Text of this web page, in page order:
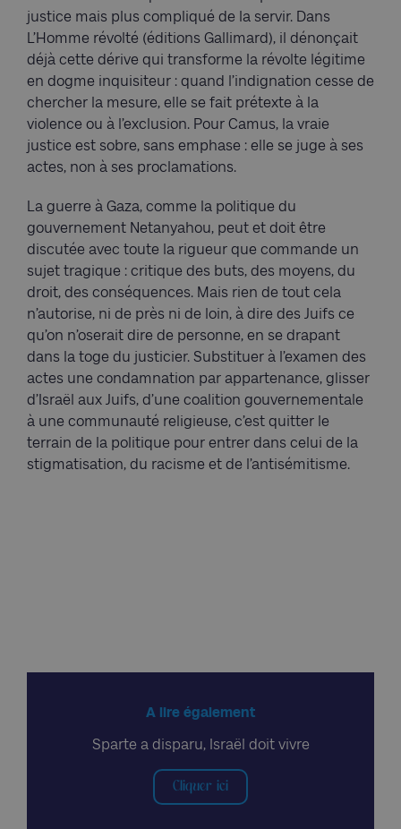
justice mais plus compliqué de la servir. Dans
L’Homme révolté (éditions Gallimard), il dénonçait
déjà cette dérive qui transforme la révolte légitime
en dogme inquisiteur : quand l’indignation cesse de
chercher la mesure, elle se fait prétexte à la
violence ou à l’exclusion. Pour Camus, la vraie
justice est sobre, sans emphase : elle se juge à ses
actes, non à ses proclamations.
La guerre à Gaza, comme la politique du
gouvernement Netanyahou, peut et doit être
discutée avec toute la rigueur que commande un
sujet tragique : critique des buts, des moyens, du
droit, des conséquences. Mais rien de tout cela
n’autorise, ni de près ni de loin, à dire des Juifs ce
qu’on n’oserait dire de personne, en se drapant
dans la toge du justicier. Substituer à l’examen des
actes une condamnation par appartenance, glisser
d’Israël aux Juifs, d’une coalition gouvernementale
à une communauté religieuse, c’est quitter le
terrain de la politique pour entrer dans celui de la
stigmatisation, du racisme et de l’antisémitisme.
A lire également
Sparte a disparu, Israël doit vivre
Cliquer ici